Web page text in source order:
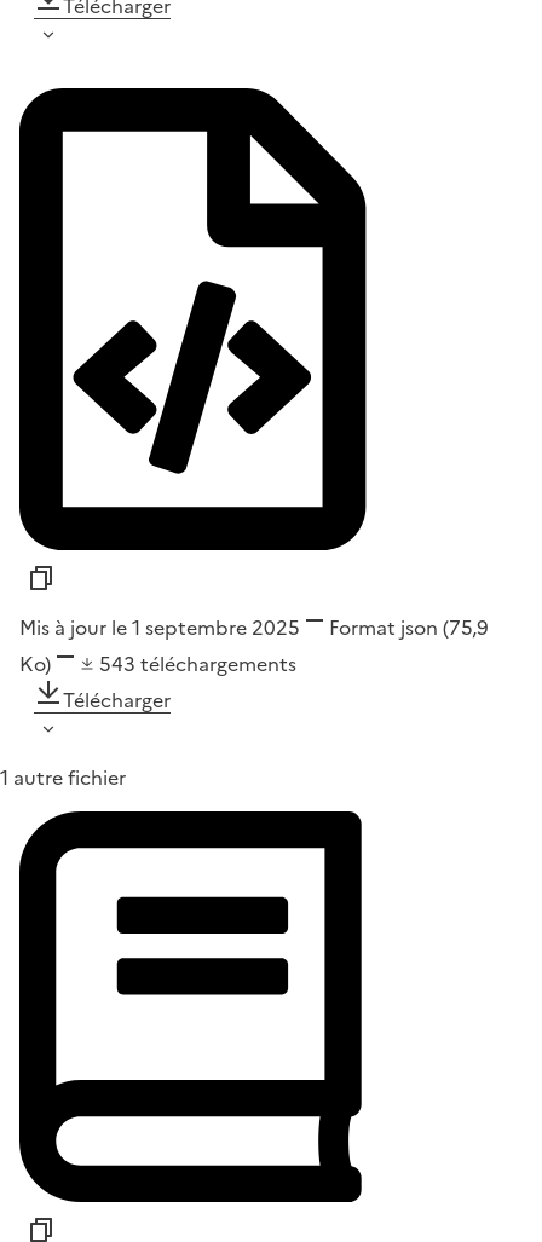
Télécharger
Mis à jour le 1 septembre 2025 Format json (75,9
Ko)
543 téléchargements
Télécharger
1 autre fichier